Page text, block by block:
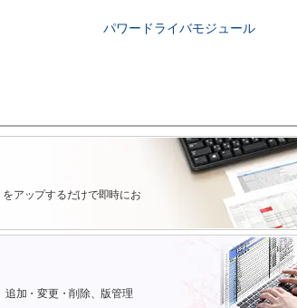
パワードライバモジュール
アップするだけで即時にお
追加・変更・削除、版管理